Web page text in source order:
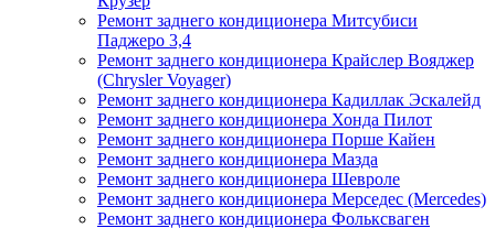
Ремонт заднего кондиционера Митсубиси
Паджеро 3,4
Ремонт заднего кондиционера Крайслер Вояджер
(Chrysler Voyager)
Ремонт заднего кондиционера Кадиллак Эскалейд
Ремонт заднего кондиционера Хонда Пилот
Ремонт заднего кондиционера Порше Кайен
Ремонт заднего кондиционера Мазда
Ремонт заднего кондиционера Шевроле
Ремонт заднего кондиционера Мерседес (Mercedes)
Ремонт заднего кондиционера Фольксваген